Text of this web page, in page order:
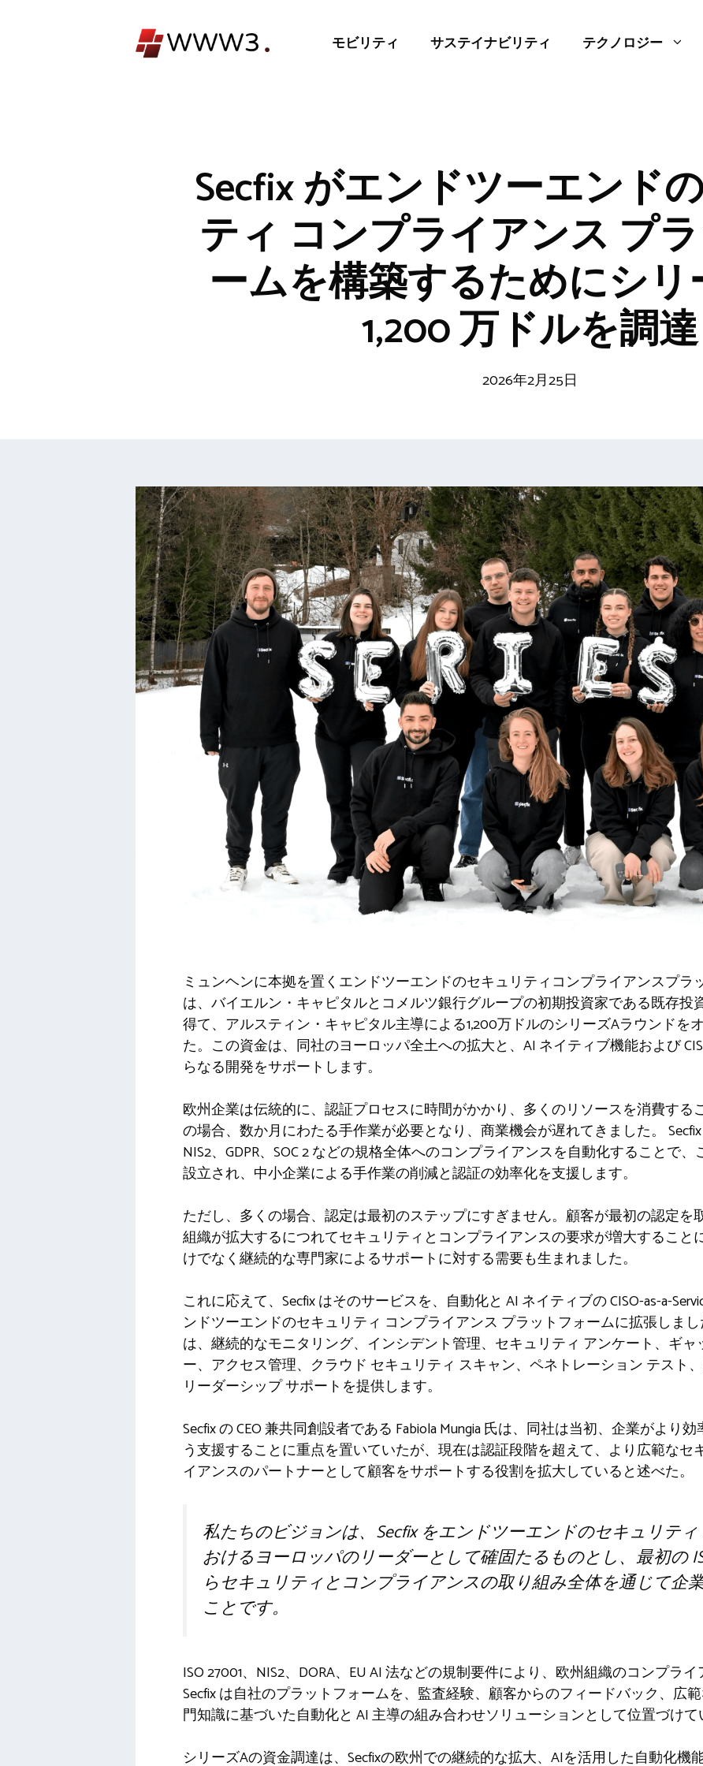
モビリティ サステイナビリティ テクノロジー
Secfix がエンドツーエンド
ティ コンプライアンス プ
ームを構築するためにシリ
1,200 万ドルを調達
2026年2月25日
ミュンヘンに本拠を置くエンドツーエンドのセキュリティコンプライアンスプラ
は、バイエルン・キャピタルとコメルツ銀行グループの初期投資家である既存投
得て、アルスティン・キャピタル主導による1,200万ドルのシリーズAラウンドを
た。この資金は、同社のヨーロッパ全土への拡大と、AI ネイティブ機能および
らなる開発をサポートします。
欧州企業は伝統的に、認証プロセスに時間がかかり、多くのリソースを消費する
の場合、数か月にわたる手作業が必要となり、商業機会が遅れてきました。 Secfix
NIS2、GDPR、SOC 2 などの規格全体へのコンプライアンスを自動化することで
設立され、中小企業による手作業の削減と認証の効率化を支援します。
ただし、多くの場合、認定は最初のステップにすぎません。顧客が最初の認定を
組織が拡大するにつれてセキュリティとコンプライアンスの要求が増大すること
けでなく継続的な専門家によるサポートに対する需要も生まれました。
これに応えて、Secfix はそのサービスを、自動化と AI ネイティブの CISO-as-a-
ンドツーエンドのセキュリティ コンプライアンス プラットフォームに拡張しま
は、継続的なモニタリング、インシデント管理、セキュリティ アンケート、ギ
ー、アクセス管理、クラウド セキュリティ スキャン、ペネトレーション テスト
リーダーシップ サポートを提供します。
Secfix の CEO 兼共同創設者である Fabiola Mungia 氏は、同社は当初、企業がより
う支援することに重点を置いていたが、現在は認証段階を超えて、より広範なセ
イアンスのパートナーとして顧客をサポートする役割を拡大していると述べた。
私たちのビジョンは、Secfix をエンドツーエンドのセキュリテ
おけるヨーロッパのリーダーとして確固たるものとし、最初の
らセキュリティとコンプライアンスの取り組み全体を通じて企
ことです。
ISO 27001、NIS2、DORA、EU AI 法などの規制要件により、欧州組織のコンプラ
Secfix は自社のプラットフォームを、監査経験、顧客からのフィードバック、広
門知識に基づいた自動化と AI 主導の組み合わせソリューションとして位置づけて
シリーズAの資金調達は、Secfixの欧州での継続的な拡大、AIを活用した自動化機